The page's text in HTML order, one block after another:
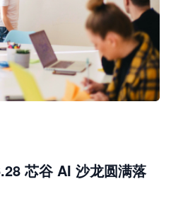
芯谷 AI 沙龙圆满落